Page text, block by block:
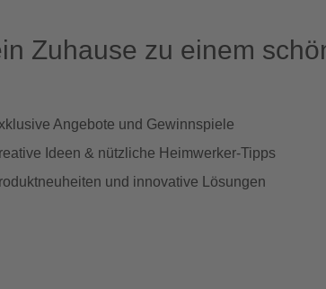
Zuhause zu einem
Angebote und Gewinnspiele
Ideen & nützliche Heimwerker-Tipps
und innovative Lösungen